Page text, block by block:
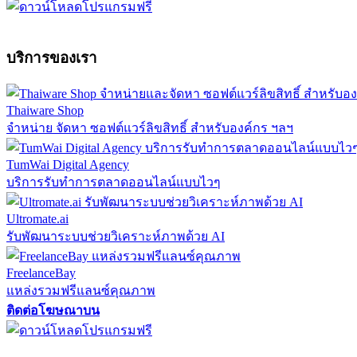
บริการของเรา
Thaiware Shop
จำหน่าย จัดหา ซอฟต์แวร์ลิขสิทธิ์ สำหรับองค์กร ฯลฯ
TumWai Digital Agency
บริการรับทำการตลาดออนไลน์แบบไวๆ
Ultromate.ai
รับพัฒนาระบบช่วยวิเคราะห์ภาพด้วย AI
FreelanceBay
แหล่งรวมฟรีแลนซ์คุณภาพ
ติดต่อโฆษณาบน